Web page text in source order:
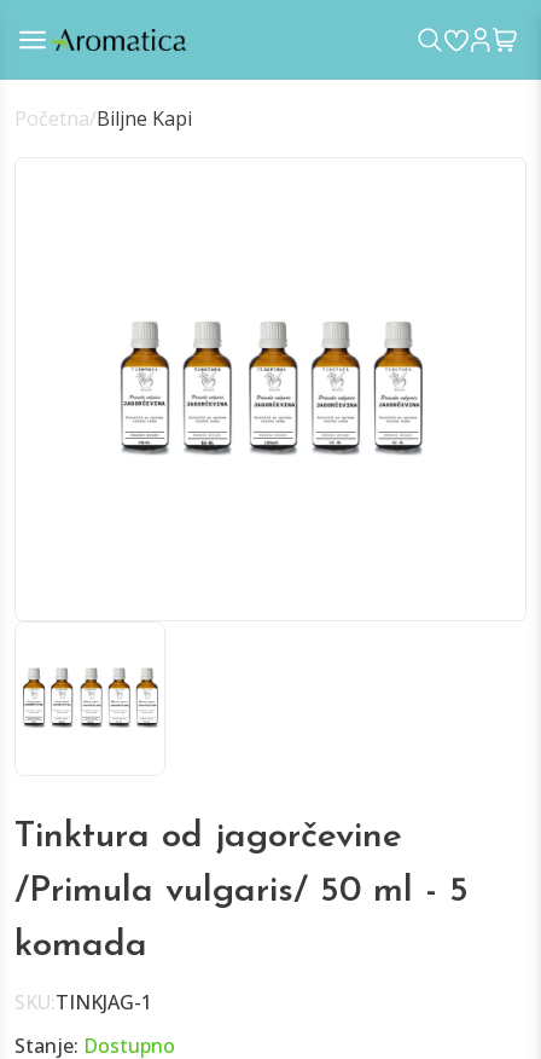
Početna/Biljne Kapi
Tinktura od jagorčevine
/Primula vulgaris/ 50 ml - 5
komada
SKU:TINKJAG-1
Stanje: Dostupno